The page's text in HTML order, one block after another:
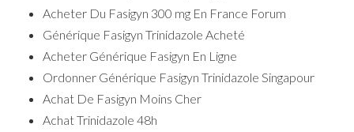
Acheter Du Fasigyn 300 mg En France Forum
Générique Fasigyn Trinidazole Acheté
Acheter Générique Fasigyn En Ligne
Ordonner Générique Fasigyn Trinidazole Singapour
Achat De Fasigyn Moins Cher
Achat Trinidazole 48h